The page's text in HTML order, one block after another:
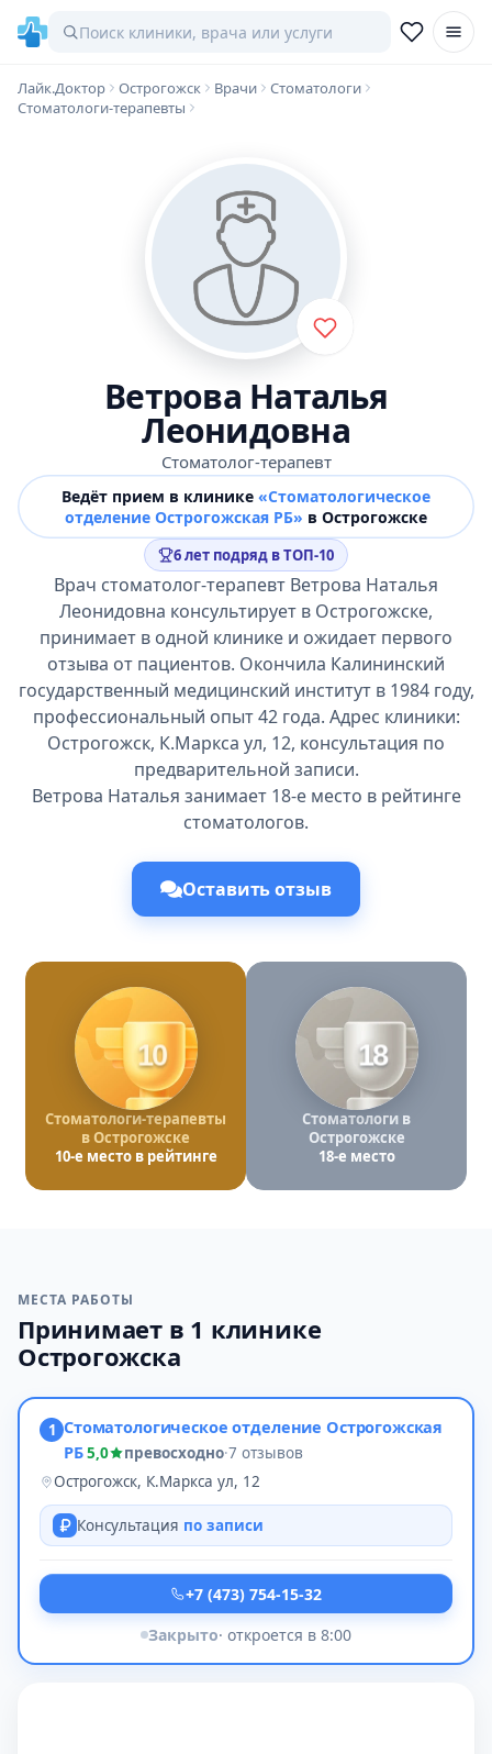
Лайк.Доктор Острогожск Врачи
Стоматологи
Стоматологи-терапевты
Ветрова Наталья
Леонидовна
Стоматолог-терапевт
Ведёт прием в клинике «Стоматологическое
отделение Острогожская РБ» в Острогожске
6 лет подряд в ТОП-10
Врач стоматолог-терапевт Ветрова Наталья
Леонидовна консультирует в Острогожске,
принимает в одной клинике и ожидает первого
отзыва от пациентов. Окончила Калининский
государственный медицинский институт в 1984 году,
профессиональный опыт 42 года. Адрес клиники:
Острогожск, К.Маркса ул, 12, консультация по
предварительной записи.
Ветрова Наталья занимает 18-е место в рейтинге
стоматологов.
Оставить отзыв
10
Стоматологи-терапевты
в Острогожске
10-е место в рейтинге
18
Стоматологи в
Острогожске
18-е место
МЕСТА РАБОТЫ
Принимает в 1 клинике
Острогожска
1 Стоматологическое отделение Острогожская
РБ5,0 превосходно·7 отзывов
Острогожск, К.Маркса ул, 12
Консультация по записи
+7 (473) 754-15-32
Закрыто· откроется в 8:00